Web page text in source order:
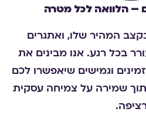
– הלוואה לכל מטרה
המהיר שלו, ואתגרים
בכל רגע. אנו מבינים את
וגמישים שיאפשרו לכם
שמירה על צמיחה עסקית